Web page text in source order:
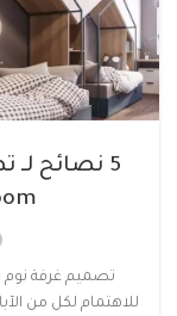
تصميم غرفة نوم
للاهتمام لكل من